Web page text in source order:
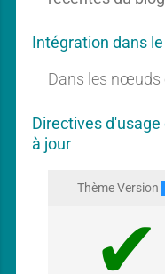
Intégration dans
Dans les nœuds
Directives
à jour
Thème Version